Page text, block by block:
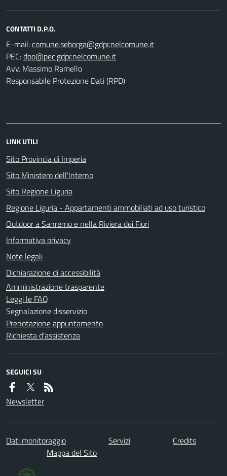
CONTATTI D.P.O.
E-mail:
PEC:
Avv. Massimo Ramello
Responsabile Protezione Dati (RPD)
LINK UTILI
Sito Provincia di Imperia
Sito Ministero dell'Interno
Sito Regione Liguria
Regione Liguria - Appartamenti ammobiliati ad uso turistico
Outdoor a Sanremo e nella Riviera dei Fiori
Informativa privacy
Note legali
Dichiarazione di accessibilità
Amministrazione trasparente
Leggi le FAQ
Segnalazione disservizio
Prenotazione appuntamento
Richiesta d'assistenza
SEGUICI SU
Newsletter
Dati monitoraggio Servizi
Credits
Mappa del Sito